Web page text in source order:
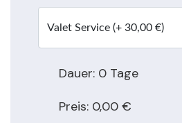
Dauer: 0 Tage
Preis: 0,00 €